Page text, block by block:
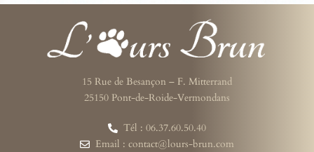
15 Rue de Besançon – F. Mitterrand
25150 Pont-de-Roide-Vermondans
Tél : 06.37.60.50.40
Email : contact@lours-brun.com